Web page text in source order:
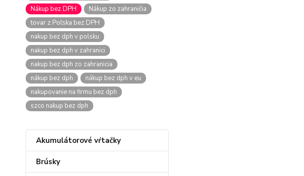
Nákup bez DPH
Nákup zo zahraničia
tovar z Poľska bez DPH
nakup bez dph v polsku
nakup bez dph v zahranici
nakup bez dph zo zahranicia
nákup bez dph
nákup bez dph v eu
nakupovanie na firmu bez dph
szco nakup bez dph
Akumulátorové vŕtačky
Brúsky